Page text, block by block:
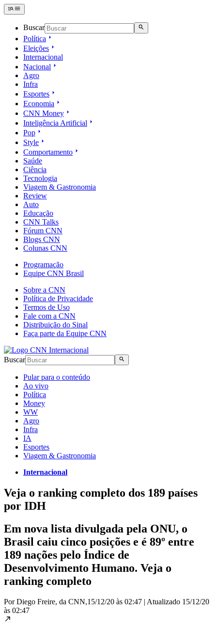
Buscar
Política
Eleições
Internacional
Nacional
Agro
Infra
Esportes
Economia
CNN Money
Inteligência Artificial
Pop
Style
Comportamento
Saúde
Ciência
Tecnologia
Viagem & Gastronomia
Review
Auto
Educação
CNN Talks
Fórum CNN
Blogs CNN
Colunas CNN
Programação
Equipe CNN Brasil
Sobre a CNN
Política de Privacidade
Termos de Uso
Fale com a CNN
Distribuição do Sinal
Faça parte da Equipe CNN
Buscar
Pular para o conteúdo
Ao vivo
Política
Money
WW
Agro
Infra
IA
Esportes
Viagem & Gastronomia
Internacional
Veja o ranking completo dos 189 países
por IDH
Em nova lista divulgada pela ONU, o
Brasil caiu cinco posições e é 89º entre
189 nações pelo Índice de
Desenvolvimento Humano. Veja o
ranking completo
Por Diego Freire, da CNN,15/12/20 às 02:47 | Atualizado 15/12/20
às 02:47